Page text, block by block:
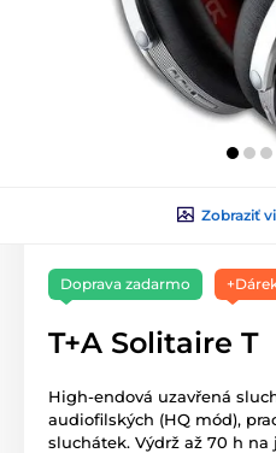
Zobraziť
Doprava zadarmo
T+A Solitaire T
High-endová uzavřená
audiofilských (HQ mód),
sluchátek. Výdrž až 70 h na